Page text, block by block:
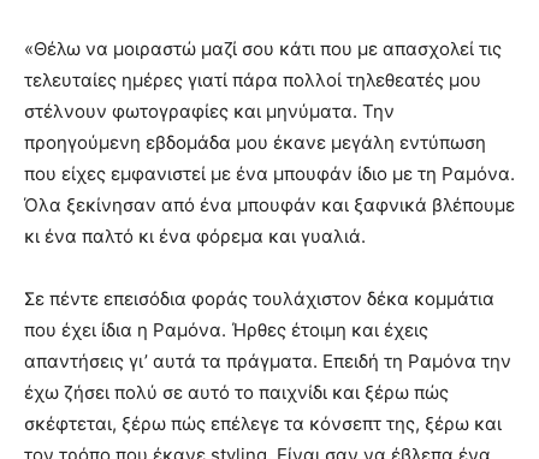
«Θέλω να μοιραστώ μαζί σου κάτι που με απασχολεί τις
τελευταίες ημέρες γιατί πάρα πολλοί τηλεθεατές μου
στέλνουν φωτογραφίες και μηνύματα. Την
προηγούμενη εβδομάδα μου έκανε μεγάλη εντύπωση
που είχες εμφανιστεί με ένα μπουφάν ίδιο με τη Ραμόνα.
Όλα ξεκίνησαν από ένα μπουφάν και ξαφνικά βλέπουμε
κι ένα παλτό κι ένα φόρεμα και γυαλιά.
Σε πέντε επεισόδια φοράς τουλάχιστον δέκα κομμάτια
που έχει ίδια η Ραμόνα. Ήρθες έτοιμη και έχεις
απαντήσεις γι’ αυτά τα πράγματα. Επειδή τη Ραμόνα την
έχω ζήσει πολύ σε αυτό το παιχνίδι και ξέρω πώς
σκέφτεται, ξέρω πώς επέλεγε τα κόνσεπτ της, ξέρω και